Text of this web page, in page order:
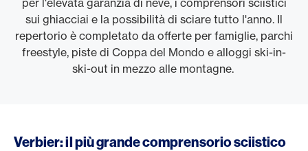
per l'elevata garanzia di neve, i comprensori sciistici
sui ghiacciai e la possibilità di sciare tutto l'anno. Il
repertorio è completato da offerte per famiglie, parchi
freestyle, piste di Coppa del Mondo e alloggi ski-in-
ski-out in mezzo alle montagne.
Verbier: il più grande comprensorio sciistico